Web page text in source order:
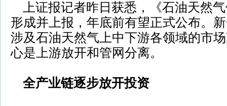
上证报记者昨日获悉，《石油天然
形成并上报，年底前有望正式公布。
涉及石油天然气上中下游各领域的市
心是上游放开和管网分离。
全产业链逐步放开投资